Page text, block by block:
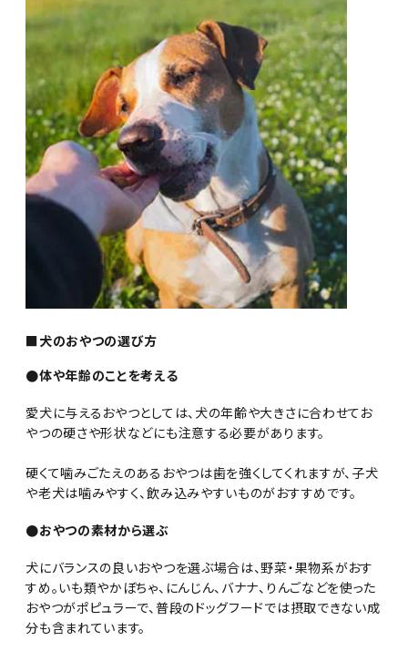
■犬のおやつの選び方
●体や年齢のことを考える
愛犬に与えるおやつとしては、犬の年齢や大きさに合わせてお
やつの硬さや形状などにも注意する必要があります。
硬くて噛みごたえのあるおやつは歯を強くしてくれますが、子犬
や老犬は噛みやすく、飲み込みやすいものがおすすめです。
●おやつの素材から選ぶ
犬にバランスの良いおやつを選ぶ場合は、野菜・果物系がおす
すめ。いも類やかぼちゃ、にんじん、バナナ、りんごなどを使った
おやつがポピュラーで、普段のドッグフードでは摂取できない成
分も含まれています。